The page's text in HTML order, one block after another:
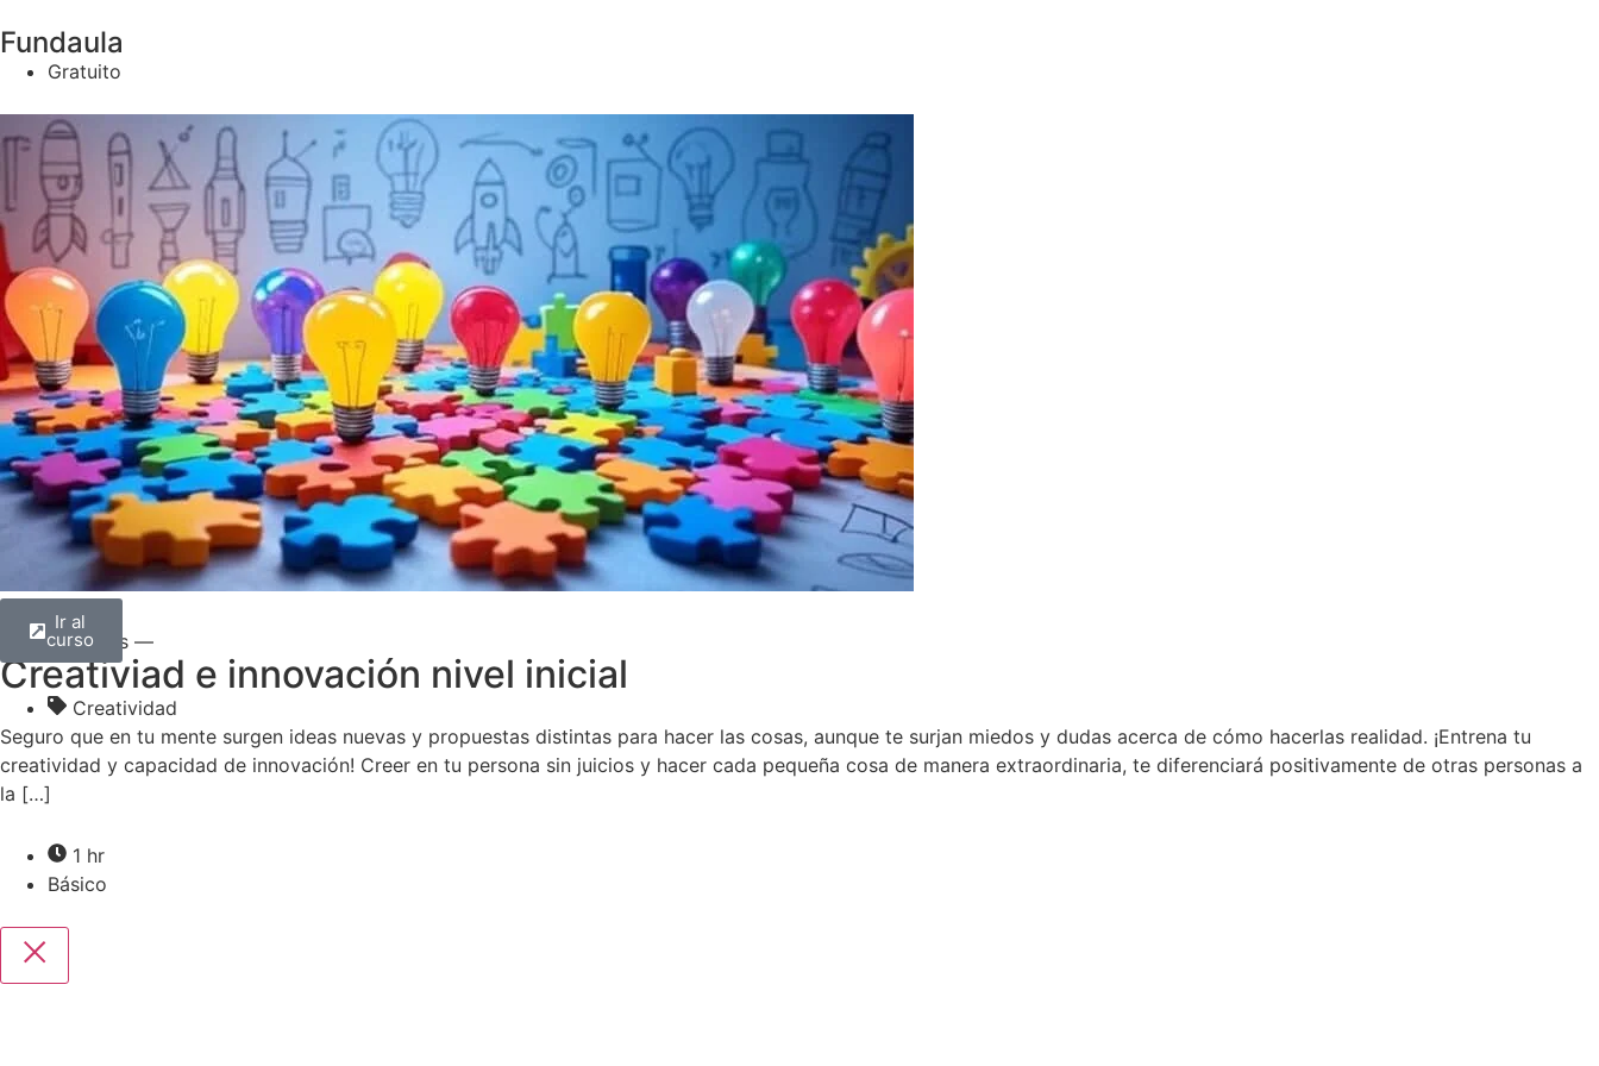
Fundaula
Gratuito
Ir al
curso
— Todos —
Creativiad e innovación nivel inicial
Creatividad
Seguro que en tu mente surgen ideas nuevas y propuestas distintas para hacer las cosas, aunque te surjan miedos y dudas acerca de cómo hacerlas realidad. ¡Entrena tu
creatividad y capacidad de innovación! Creer en tu persona sin juicios y hacer cada pequeña cosa de manera extraordinaria, te diferenciará positivamente de otras personas a
la […]
1 hr
Básico